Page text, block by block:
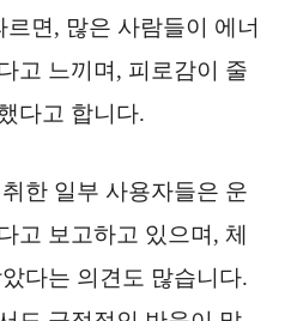
면, 많은 사람들이 에너
고 느끼며, 피로감이 줄
다고 합니다.
한 일부 사용자들은 운
고 보고하고 있으며, 체
다는 의견도 많습니다.